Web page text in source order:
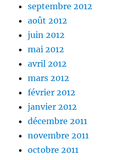
septembre 2012
août 2012
juin 2012
mai 2012
avril 2012
mars 2012
février 2012
janvier 2012
décembre 2011
novembre 2011
octobre 2011